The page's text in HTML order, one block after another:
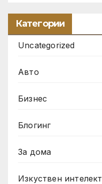
Категории
Uncategorized
Авто
Бизнес
Блогинг
За дома
Изкуствен интелект